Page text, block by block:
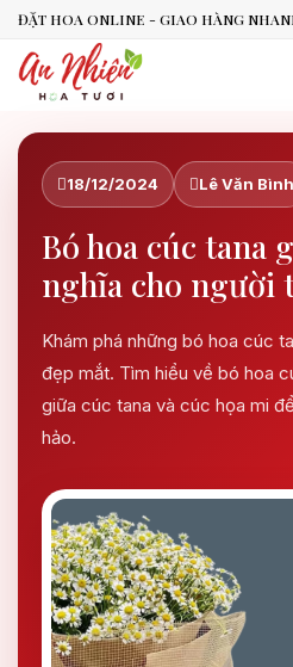
18/12/2024 Lê Văn Bình
Bó hoa cúc tana
nghĩa cho người
Khám phá những bó hoa cúc
đẹp mắt. Tìm hiểu về bó hoa
giữa cúc tana và cúc họa mi
hảo.
Vừa xong
Bạn có thể để lại yêu cầu, mình sẽ